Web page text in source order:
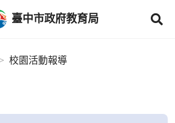
臺中市政府教育局
校園活動報導